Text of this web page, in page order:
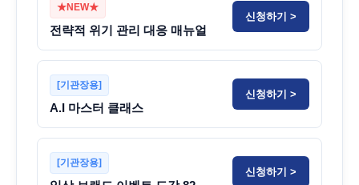
★NEW★
전략적 위기 관리 대응 매뉴얼
신청하기 >
[기관장용]
A.I 마스터 클래스
신청하기 >
[기관장용]
신청하기 >